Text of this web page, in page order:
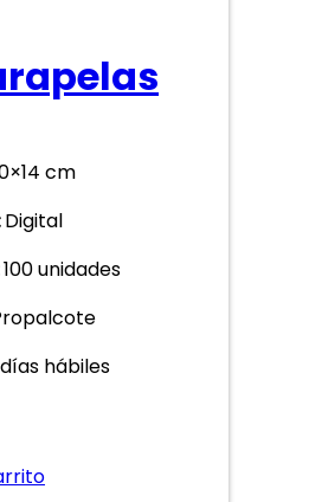
cm
Digital
100 unidades
hábiles